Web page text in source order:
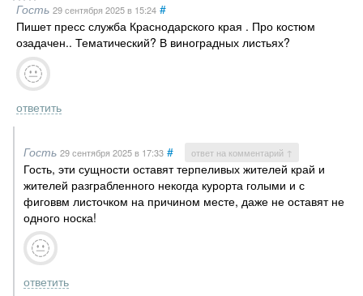
Гость 29 сентября 2025в 15:24 #
Пишет пресс служба Краснодарского края . Про костюм
озадачен.. Тематический? В виноградных листьях?
ответить
Гость 29 сентября 2025в 17:33 # ответ на комментарий ↑
Гость, эти сущности оставят терпеливых жителей край и
жителей разграбленного некогда курорта голыми и с
фиговвм листочком на причином месте, даже не оставят не
одного носка!
ответить